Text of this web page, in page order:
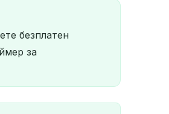
безплатен
за